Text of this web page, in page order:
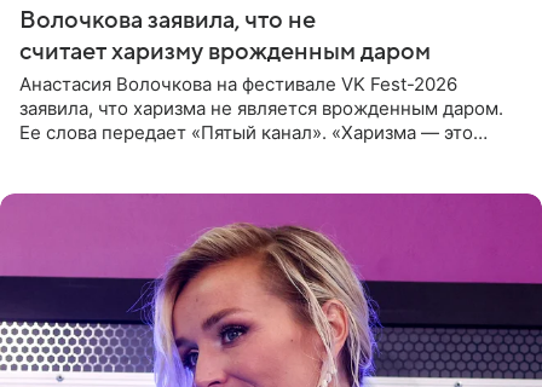
Волочкова заявила, что не
считает харизму врожденным даром
Анастасия Волочкова на фестивале VK Fest-2026
заявила, что харизма не является врожденным даром.
Ее слова передает «Пятый канал». «Харизма — это